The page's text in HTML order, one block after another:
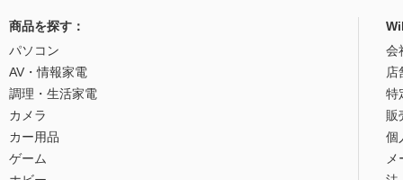
商品を探す：
パソコン
AV・情報家電
調理・生活家電
カメラ
カー用品
ゲーム
会
店
特
販
個
メ